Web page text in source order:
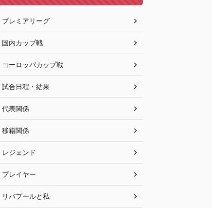
プレミアリーグ
国内カップ戦
ヨーロッパカップ戦
試合日程・結果
代表関係
移籍関係
レジェンド
プレイヤー
リバプールと私